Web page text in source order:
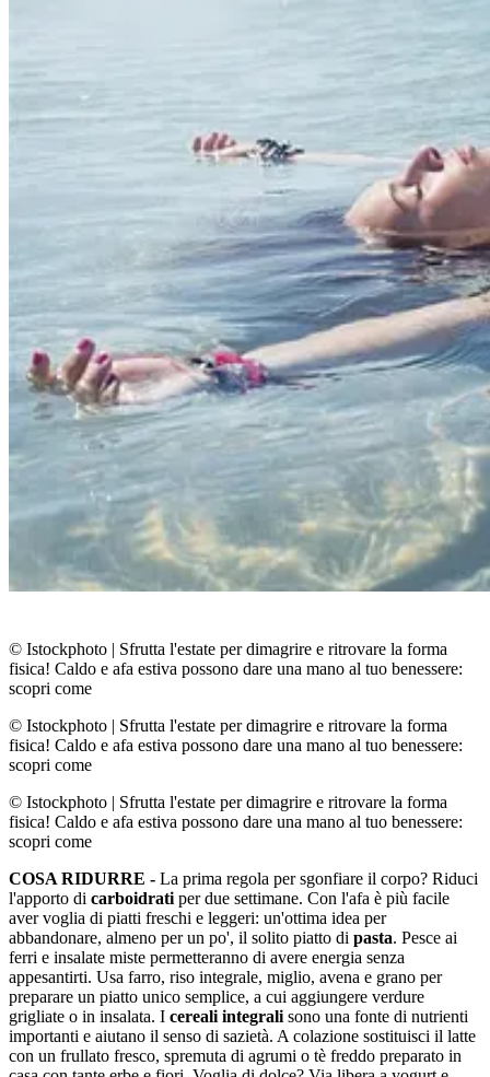
© Istockphoto | Sfrutta l'estate per dimagrire e ritrovare la forma
fisica! Caldo e afa estiva possono dare una mano al tuo benessere:
scopri come
© Istockphoto | Sfrutta l'estate per dimagrire e ritrovare la forma
fisica! Caldo e afa estiva possono dare una mano al tuo benessere:
scopri come
© Istockphoto | Sfrutta l'estate per dimagrire e ritrovare la forma
fisica! Caldo e afa estiva possono dare una mano al tuo benessere:
scopri come
COSA RIDURRE - La prima regola per sgonfiare il corpo? Riduci
l'apporto di carboidrati per due settimane. Con l'afa è più facile
aver voglia di piatti freschi e leggeri: un'ottima idea per
abbandonare, almeno per un po', il solito piatto di pasta. Pesce ai
ferri e insalate miste permetteranno di avere energia senza
appesantirti. Usa farro, riso integrale, miglio, avena e grano per
preparare un piatto unico semplice, a cui aggiungere verdure
grigliate o in insalata. I cereali integrali sono una fonte di nutrienti
importanti e aiutano il senso di sazietà. A colazione sostituisci il latte
con un frullato fresco, spremuta di agrumi o tè freddo preparato in